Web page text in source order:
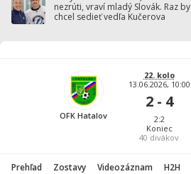
nezrúti, vraví mladý Slovák. Raz by
chcel sedieť vedľa Kučerova
OFK Hatalov
22. kolo
13.06.2026, 10:00
2 - 4
2:2
Koniec
40 divákov
Prehľad Zostavy Videozáznam H2H